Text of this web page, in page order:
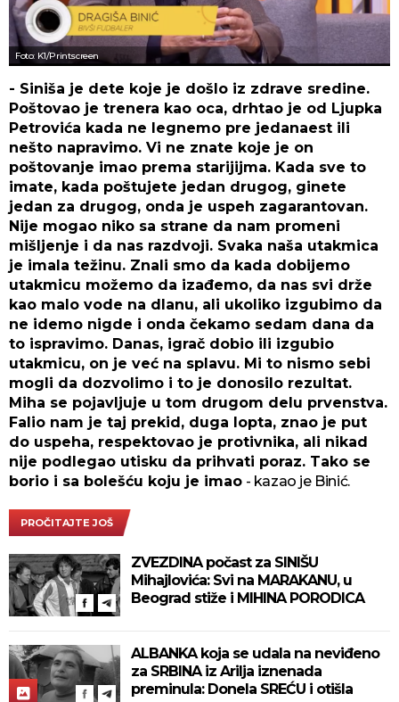
Foto: K1/Printscreen
- Siniša je dete koje je došlo iz zdrave sredine.
Poštovao je trenera kao oca, drhtao je od Ljupka
Petrovića kada ne legnemo pre jedanaest ili
nešto napravimo. Vi ne znate koje je on
poštovanje imao prema starijijma. Kada sve to
imate, kada poštujete jedan drugog, ginete
jedan za drugog, onda je uspeh zagarantovan.
Nije mogao niko sa strane da nam promeni
mišljenje i da nas razdvoji. Svaka naša utakmica
je imala težinu. Znali smo da kada dobijemo
utakmicu možemo da izađemo, da nas svi drže
kao malo vode na dlanu, ali ukoliko izgubimo da
ne idemo nigde i onda čekamo sedam dana da
to ispravimo. Danas, igrač dobio ili izgubio
utakmicu, on je već na splavu. Mi to nismo sebi
mogli da dozvolimo i to je donosilo rezultat.
Miha se pojavljuje u tom drugom delu prvenstva.
Falio nam je taj prekid, duga lopta, znao je put
do uspeha, respektovao je protivnika, ali nikad
nije podlegao utisku da prihvati poraz. Tako se
borio i sa bolešću koju je imao - kazao je Binić.
PROČITAJTE JOŠ
ZVEZDINA počast za SINIŠU
Mihajlovića: Svi na MARAKANU, u
Beograd stiže i MIHINA PORODICA
ALBANKA koja se udala na neviđeno
za SRBINA iz Arilja iznenada
preminula: Donela SREĆU i otišla